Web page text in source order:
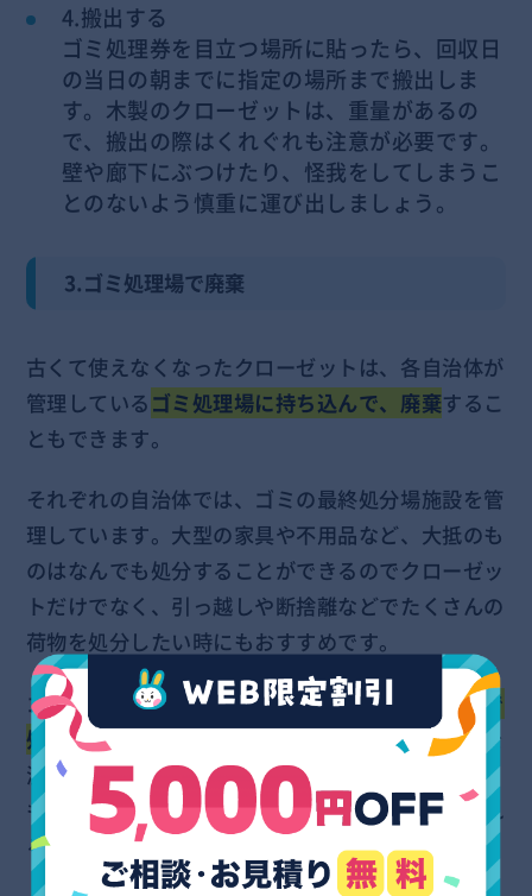
4.搬出する
ゴミ処理券を目立つ場所に貼ったら、回収日
の当日の朝までに指定の場所まで搬出しま
す。木製のクローゼットは、重量があるの
で、搬出の際はくれぐれも注意が必要です。
壁や廊下にぶつけたり、怪我をしてしまうこ
とのないよう慎重に運び出しましょう。
3.ゴミ処理場で廃棄
古くて使えなくなったクローゼットは、各自治体が
管理しているゴミ処理場に持ち込んで、廃棄するこ
ともできます。
それぞれの自治体では、ゴミの最終処分場施設を管
理しています。大型の家具や不用品など、大抵のも
のはなんでも処分することができるのでクローゼッ
トだけでなく、引っ越しや断捨離などでたくさんの
荷物を処分したい時にもおすすめです。
ゴミ処理場でクローゼットを処分する場合、
重さで
処分費用が決められるので、車で運び込んで重量を
測ってから廃棄することになります。粗大ゴミより
も安価で処分することができるので、車に乗せられ
るクローゼットなら直接持ち込んだ方がお得です。